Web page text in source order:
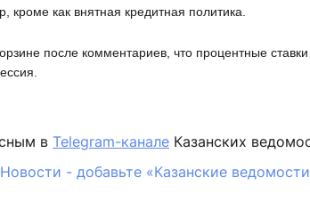
как внятная кредитная политика.
после комментариев, что процентные
в Telegram-канале Казанских
- добавьте «Казанские